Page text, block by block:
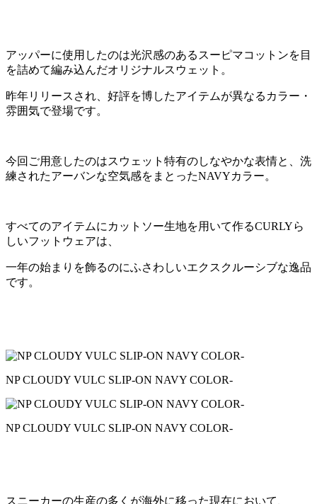
アッパーに使用したのは光沢感のあるスーピマコットンを目
を詰めて編み込んだオリジナルスウェット。
昨年リリースされ、好評を博したアイテムが異なるカラー・
雰囲気で登場です。
今回ご用意したのはスウェット特有のしなやかな表情と、洗
練されたアーバンな空気感をまとったNAVYカラー。
すべてのアイテムにカットソー生地を用いて作るCURLYら
しいフットウェアは、
一年の始まりを飾るのにふさわしいエクスクルーシブな逸品
です。
NP CLOUDY VULC SLIP-ON NAVY COLOR-
NP CLOUDY VULC SLIP-ON NAVY COLOR-
スニーカーの生産の多くが海外に移った現在において、